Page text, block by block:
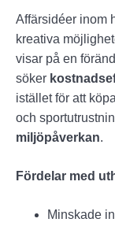
Affärsidéer inom
kreativa
visar på en
söker
istället för att
och
miljöpåverkan.
Fördelar med
Minskade